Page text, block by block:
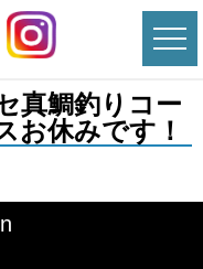
真鯛釣りコー
お休みです！